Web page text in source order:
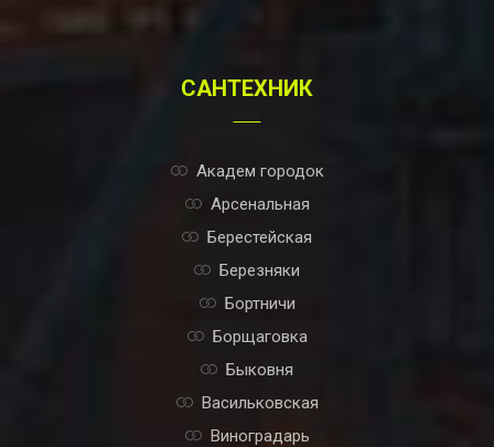
САНТЕХНИК
Академ городок
Арсенальная
Берестейская
Березняки
Бортничи
Борщаговка
Быковня
Васильковская
Виноградарь